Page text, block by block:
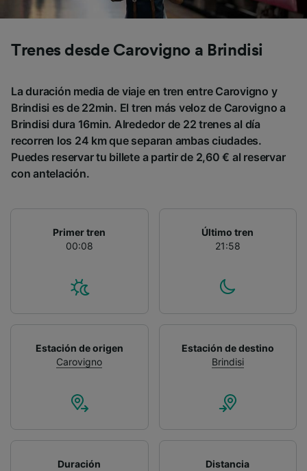
Trenes desde Carovigno a Brindisi
La duración media de viaje en tren entre Carovigno y
Brindisi es de 22min. El tren más veloz de Carovigno a
Brindisi dura 16min. Alrededor de 22 trenes al día
recorren los 24 km que separan ambas ciudades.
Puedes reservar tu billete a partir de 2,60 € al reservar
con antelación.
Primer tren
00:08
Último tren
21:58
Estación de origen
Carovigno
Estación de destino
Brindisi
Duración
Distancia